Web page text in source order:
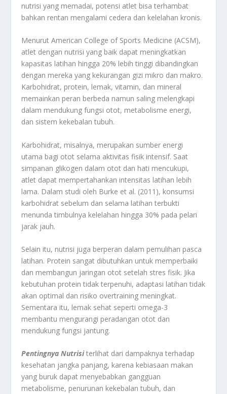
nutrisi yang memadai, potensi atlet bisa terhambat
bahkan rentan mengalami cedera dan kelelahan kronis.
Menurut American College of Sports Medicine (ACSM),
atlet dengan nutrisi yang baik dapat meningkatkan
kapasitas latihan hingga 20% lebih tinggi dibandingkan
dengan mereka yang kekurangan gizi mikro dan makro.
Karbohidrat, protein, lemak, vitamin, dan mineral
memainkan peran berbeda namun saling melengkapi
dalam mendukung fungsi otot, metabolisme energi,
dan sistem kekebalan tubuh.
Karbohidrat, misalnya, merupakan sumber energi
utama bagi otot selama aktivitas fisik intensif. Saat
simpanan glikogen dalam otot dan hati mencukupi,
atlet dapat mempertahankan intensitas latihan lebih
lama. Dalam studi oleh Burke et al. (2011), konsumsi
karbohidrat sebelum dan selama latihan terbukti
menunda timbulnya kelelahan hingga 30% pada pelari
jarak jauh.
Selain itu, nutrisi juga berperan dalam pemulihan pasca
latihan. Protein sangat dibutuhkan untuk memperbaiki
dan membangun jaringan otot setelah stres fisik. Jika
kebutuhan protein tidak terpenuhi, adaptasi latihan tidak
akan optimal dan risiko overtraining meningkat.
Sementara itu, lemak sehat seperti omega-3
membantu mengurangi peradangan otot dan
mendukung fungsi jantung.
Pentingnya Nutrisi terlihat dari dampaknya terhadap
kesehatan jangka panjang, karena kebiasaan makan
yang buruk dapat menyebabkan gangguan
metabolisme, penurunan kekebalan tubuh, dan